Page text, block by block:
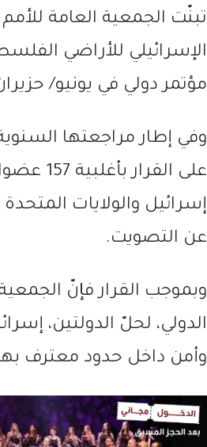
تبنّت الجمعية العامة للأمم
الإسرائيلي للأراضي
مؤتمر دولي في يونيو/
وفي إطار مراجعتها
على
إسرائيل والولايات
عن التصويت.
وبموجب القرار فإنّ
الدولي، لحلّ الدولتين،
وأمن داخل حدود معترف بها،